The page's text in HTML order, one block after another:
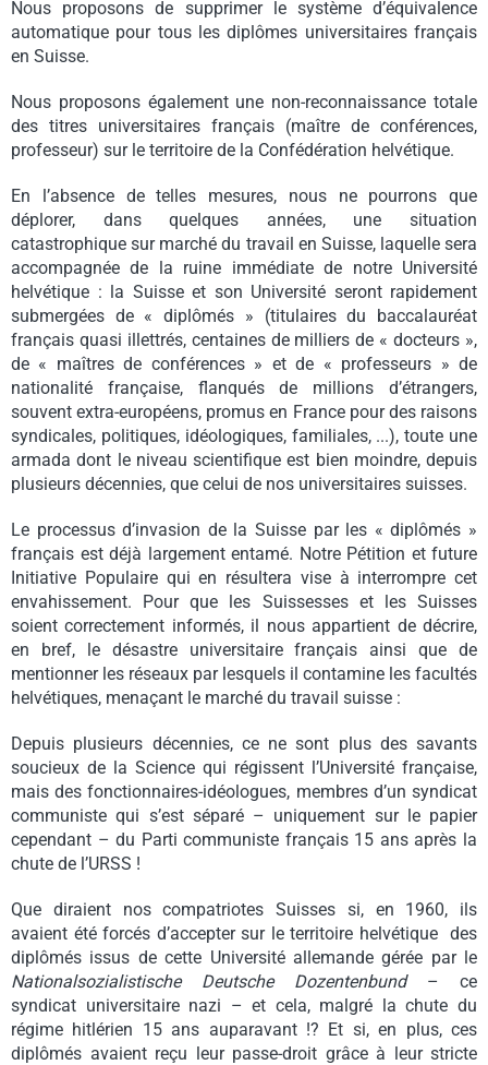
Nous proposons de supprimer le système d’équivalence
automatique pour tous les diplômes universitaires français
en Suisse.
Nous proposons également une non-reconnaissance totale
des titres universitaires français (maître de conférences,
professeur) sur le territoire de la Confédération helvétique.
En l’absence de telles mesures, nous ne pourrons que
déplorer, dans quelques années, une situation
catastrophique sur marché du travail en Suisse, laquelle sera
accompagnée de la ruine immédiate de notre Université
helvétique : la Suisse et son Université seront rapidement
submergées de « diplômés » (titulaires du baccalauréat
français quasi illettrés, centaines de milliers de « docteurs »,
de « maîtres de conférences » et de « professeurs » de
nationalité française, flanqués de millions d’étrangers,
souvent extra-européens, promus en France pour des raisons
syndicales, politiques, idéologiques, familiales, ...), toute une
armada dont le niveau scientifique est bien moindre, depuis
plusieurs décennies, que celui de nos universitaires suisses.
Le processus d’invasion de la Suisse par les « diplômés »
français est déjà largement entamé. Notre Pétition et future
Initiative Populaire qui en résultera vise à interrompre cet
envahissement. Pour que les Suissesses et les Suisses
soient correctement informés, il nous appartient de décrire,
en bref, le désastre universitaire français ainsi que de
mentionner les réseaux par lesquels il contamine les facultés
helvétiques, menaçant le marché du travail suisse :
Depuis plusieurs décennies, ce ne sont plus des savants
soucieux de la Science qui régissent l’Université française,
mais des fonctionnaires-idéologues, membres d’un syndicat
communiste qui s’est séparé – uniquement sur le papier
cependant – du Parti communiste français 15 ans après la
chute de l’URSS !
Que diraient nos compatriotes Suisses si, en 1960, ils
avaient été forcés d’accepter sur le territoire helvétique des
diplômés issus de cette Université allemande gérée par le
Nationalsozialistische Deutsche Dozentenbund– ce
syndicat universitaire nazi – et cela, malgré la chute du
régime hitlérien 15 ans auparavant !? Et si, en plus, ces
diplômés avaient reçu leur passe-droit grâce à leur stricte